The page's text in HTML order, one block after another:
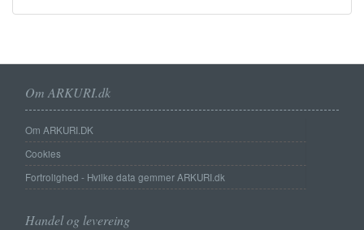
Om ARKURI.dk
Om ARKURI.DK
Cookies
Fortrolighed - Hvilke data gemmer ARKURI.dk
Handel og levereing